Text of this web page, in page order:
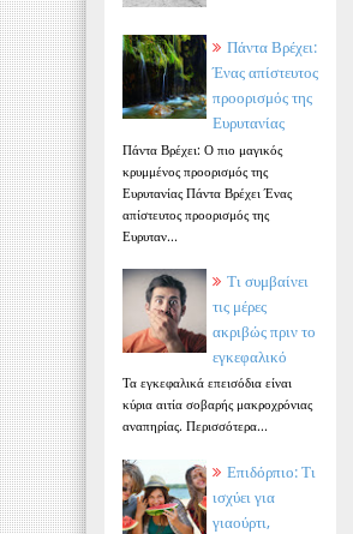
Πάντα Βρέχει:
Ένας απίστευτος
προορισμός της
Ευρυτανίας
Πάντα Βρέχει: Ο πιο μαγικός
κρυμμένος προορισμός της
Ευρυτανίας Πάντα Βρέχει Ένας
απίστευτος προορισμός της
Ευρυταν...
Τι συμβαίνει
τις μέρες
ακριβώς πριν το
εγκεφαλικό
Τα εγκεφαλικά επεισόδια είναι
κύρια αιτία σοβαρής μακροχρόνιας
αναπηρίας. Περισσότερα...
Επιδόρπιο: Τι
ισχύει για
γιαούρτι,